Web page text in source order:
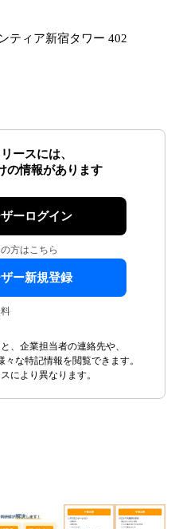
ティア新宿タワー 402
ースには、
の情報があります
ーログイン
方はこちら
ー新規登録
、企業担当者の連絡先や、
な特記情報を閲覧できます。
により異なります。